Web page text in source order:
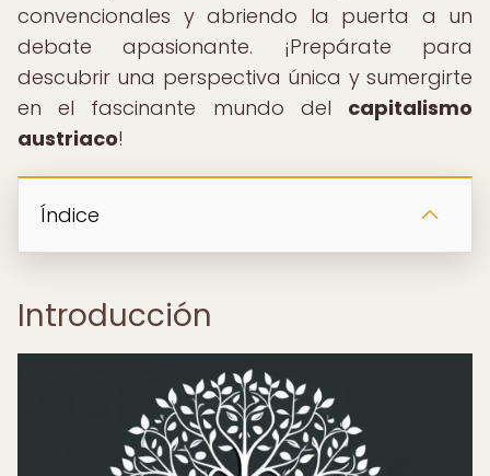
convencionales y abriendo la puerta a un
debate apasionante. ¡Prepárate para
descubrir una perspectiva única y sumergirte
en el fascinante mundo del capitalismo
austriaco!
Índice
Introducción